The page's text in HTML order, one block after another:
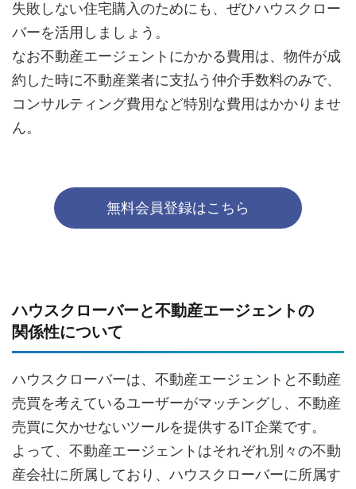
失敗しない住宅購入のためにも、ぜひハウスクロー
バーを活用しましょう。
なお不動産エージェントにかかる費用は、物件が成
約した時に不動産業者に支払う仲介手数料のみで、
コンサルティング費用など特別な費用はかかりませ
ん。
無料会員登録はこちら
ハウスクローバーと不動産エージェントの
関係性について
ハウスクローバーは、不動産エージェントと不動産
売買を考えているユーザーがマッチングし、不動産
売買に欠かせないツールを提供するIT企業です。
よって、不動産エージェントはそれぞれ別々の不動
産会社に所属しており、ハウスクローバーに所属す